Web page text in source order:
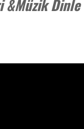
&Müzik Dinle